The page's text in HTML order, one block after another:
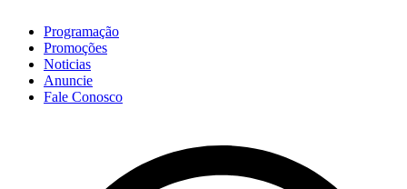
Programação
Promoções
Noticias
Anuncie
Fale Conosco